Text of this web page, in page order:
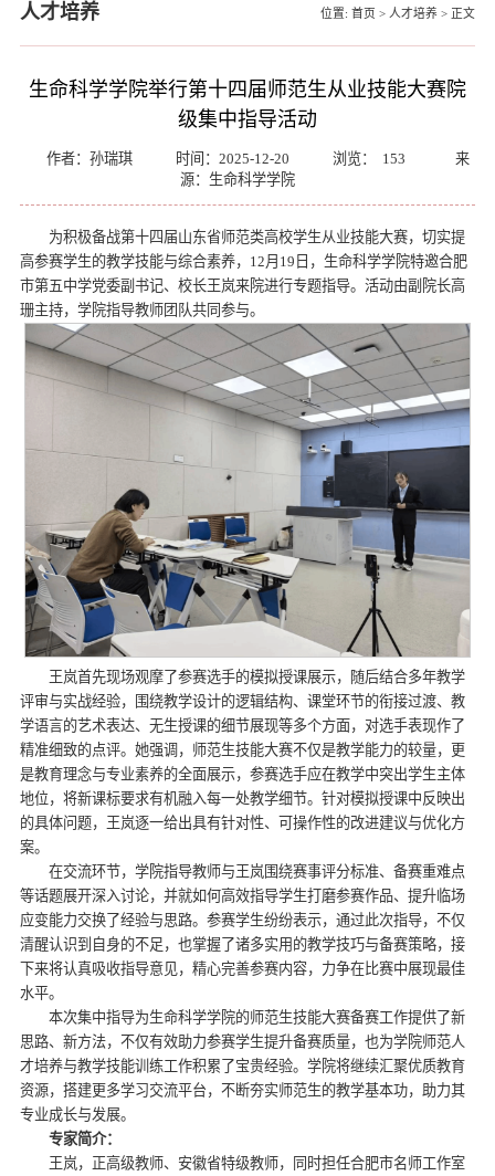
人才培养 位置: 首页 > 人才培养 > 正文
生命科学学院举行第十四届师范生从业技能大赛院
级集中指导活动
作者：孙瑞琪 时间：2025-12-20 浏览： 153
来
源：生命科学学院
为积极备战第十四届山东省师范类高校学生从业技能大赛，切实提
高参赛学生的教学技能与综合素养，12月19日，生命科学学院特邀合肥
市第五中学党委副书记、校长王岚来院进行专题指导。活动由副院长高
珊主持，学院指导教师团队共同参与。
王岚首先现场观摩了参赛选手的模拟授课展示，随后结合多年教学
评审与实战经验，围绕教学设计的逻辑结构、课堂环节的衔接过渡、教
学语言的艺术表达、无生授课的细节展现等多个方面，对选手表现作了
精准细致的点评。她强调，师范生技能大赛不仅是教学能力的较量，更
是教育理念与专业素养的全面展示，参赛选手应在教学中突出学生主体
地位，将新课标要求有机融入每一处教学细节。针对模拟授课中反映出
的具体问题，王岚逐一给出具有针对性、可操作性的改进建议与优化方
案。
在交流环节，学院指导教师与王岚围绕赛事评分标准、备赛重难点
等话题展开深入讨论，并就如何高效指导学生打磨参赛作品、提升临场
应变能力交换了经验与思路。参赛学生纷纷表示，通过此次指导，不仅
清醒认识到自身的不足，也掌握了诸多实用的教学技巧与备赛策略，接
下来将认真吸收指导意见，精心完善参赛内容，力争在比赛中展现最佳
水平。
本次集中指导为生命科学学院的师范生技能大赛备赛工作提供了新
思路、新方法，不仅有效助力参赛学生提升备赛质量，也为学院师范人
才培养与教学技能训练工作积累了宝贵经验。学院将继续汇聚优质教育
资源，搭建更多学习交流平台，不断夯实师范生的教学基本功，助力其
专业成长与发展。
专家简介：
王岚，正高级教师、安徽省特级教师，同时担任合肥市名师工作室